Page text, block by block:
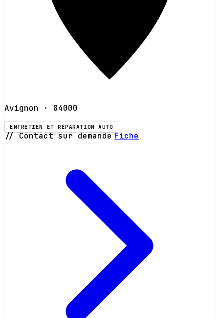
Avignon · 84000
ENTRETIEN ET RÉPARATION AUTO
// Contact sur demande Fiche